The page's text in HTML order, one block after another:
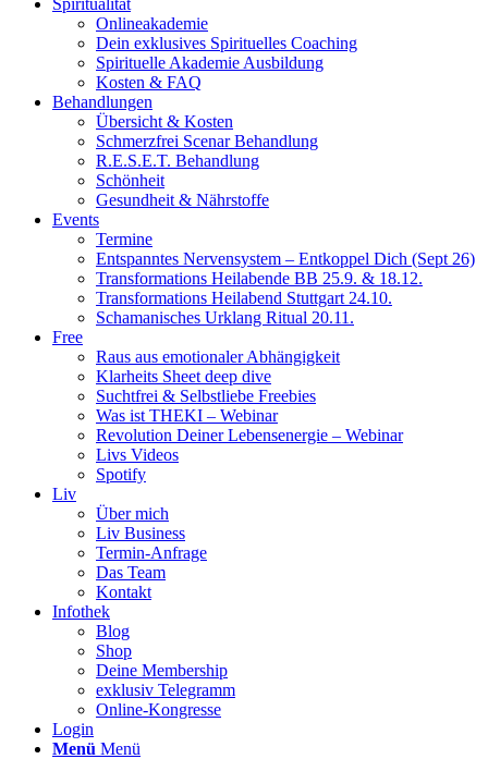
Spiritualität
Onlineakademie
Dein exklusives Spirituelles Coaching
Spirituelle Akademie Ausbildung
Kosten & FAQ
Behandlungen
Übersicht & Kosten
Schmerzfrei Scenar Behandlung
R.E.S.E.T. Behandlung
Schönheit
Gesundheit & Nährstoffe
Events
Termine
Entspanntes Nervensystem – Entkoppel Dich (Sept 26)
Transformations Heilabende BB 25.9. & 18.12.
Transformations Heilabend Stuttgart 24.10.
Schamanisches Urklang Ritual 20.11.
Free
Raus aus emotionaler Abhängigkeit
Klarheits Sheet deep dive
Suchtfrei & Selbstliebe Freebies
Was ist THEKI – Webinar
Revolution Deiner Lebensenergie – Webinar
Livs Videos
Spotify
Liv
Über mich
Liv Business
Termin-Anfrage
Das Team
Kontakt
Infothek
Blog
Shop
Deine Membership
exklusiv Telegramm
Online-Kongresse
Login
Menü Menü